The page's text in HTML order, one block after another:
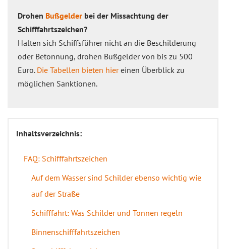
Drohen Bußgelder bei der Missachtung der
Schifffahrtszeichen?
Halten sich Schiffsführer nicht an die Beschilderung
oder Betonnung, drohen Bußgelder von bis zu 500
Euro. Die Tabellen bieten hiereinen Überblick zu
möglichen Sanktionen.
Inhaltsverzeichnis:
FAQ: Schifffahrtszeichen
Auf dem Wasser sind Schilder ebenso wichtig wie
auf der Straße
Schifffahrt: Was Schilder und Tonnen regeln
Binnenschifffahrtszeichen